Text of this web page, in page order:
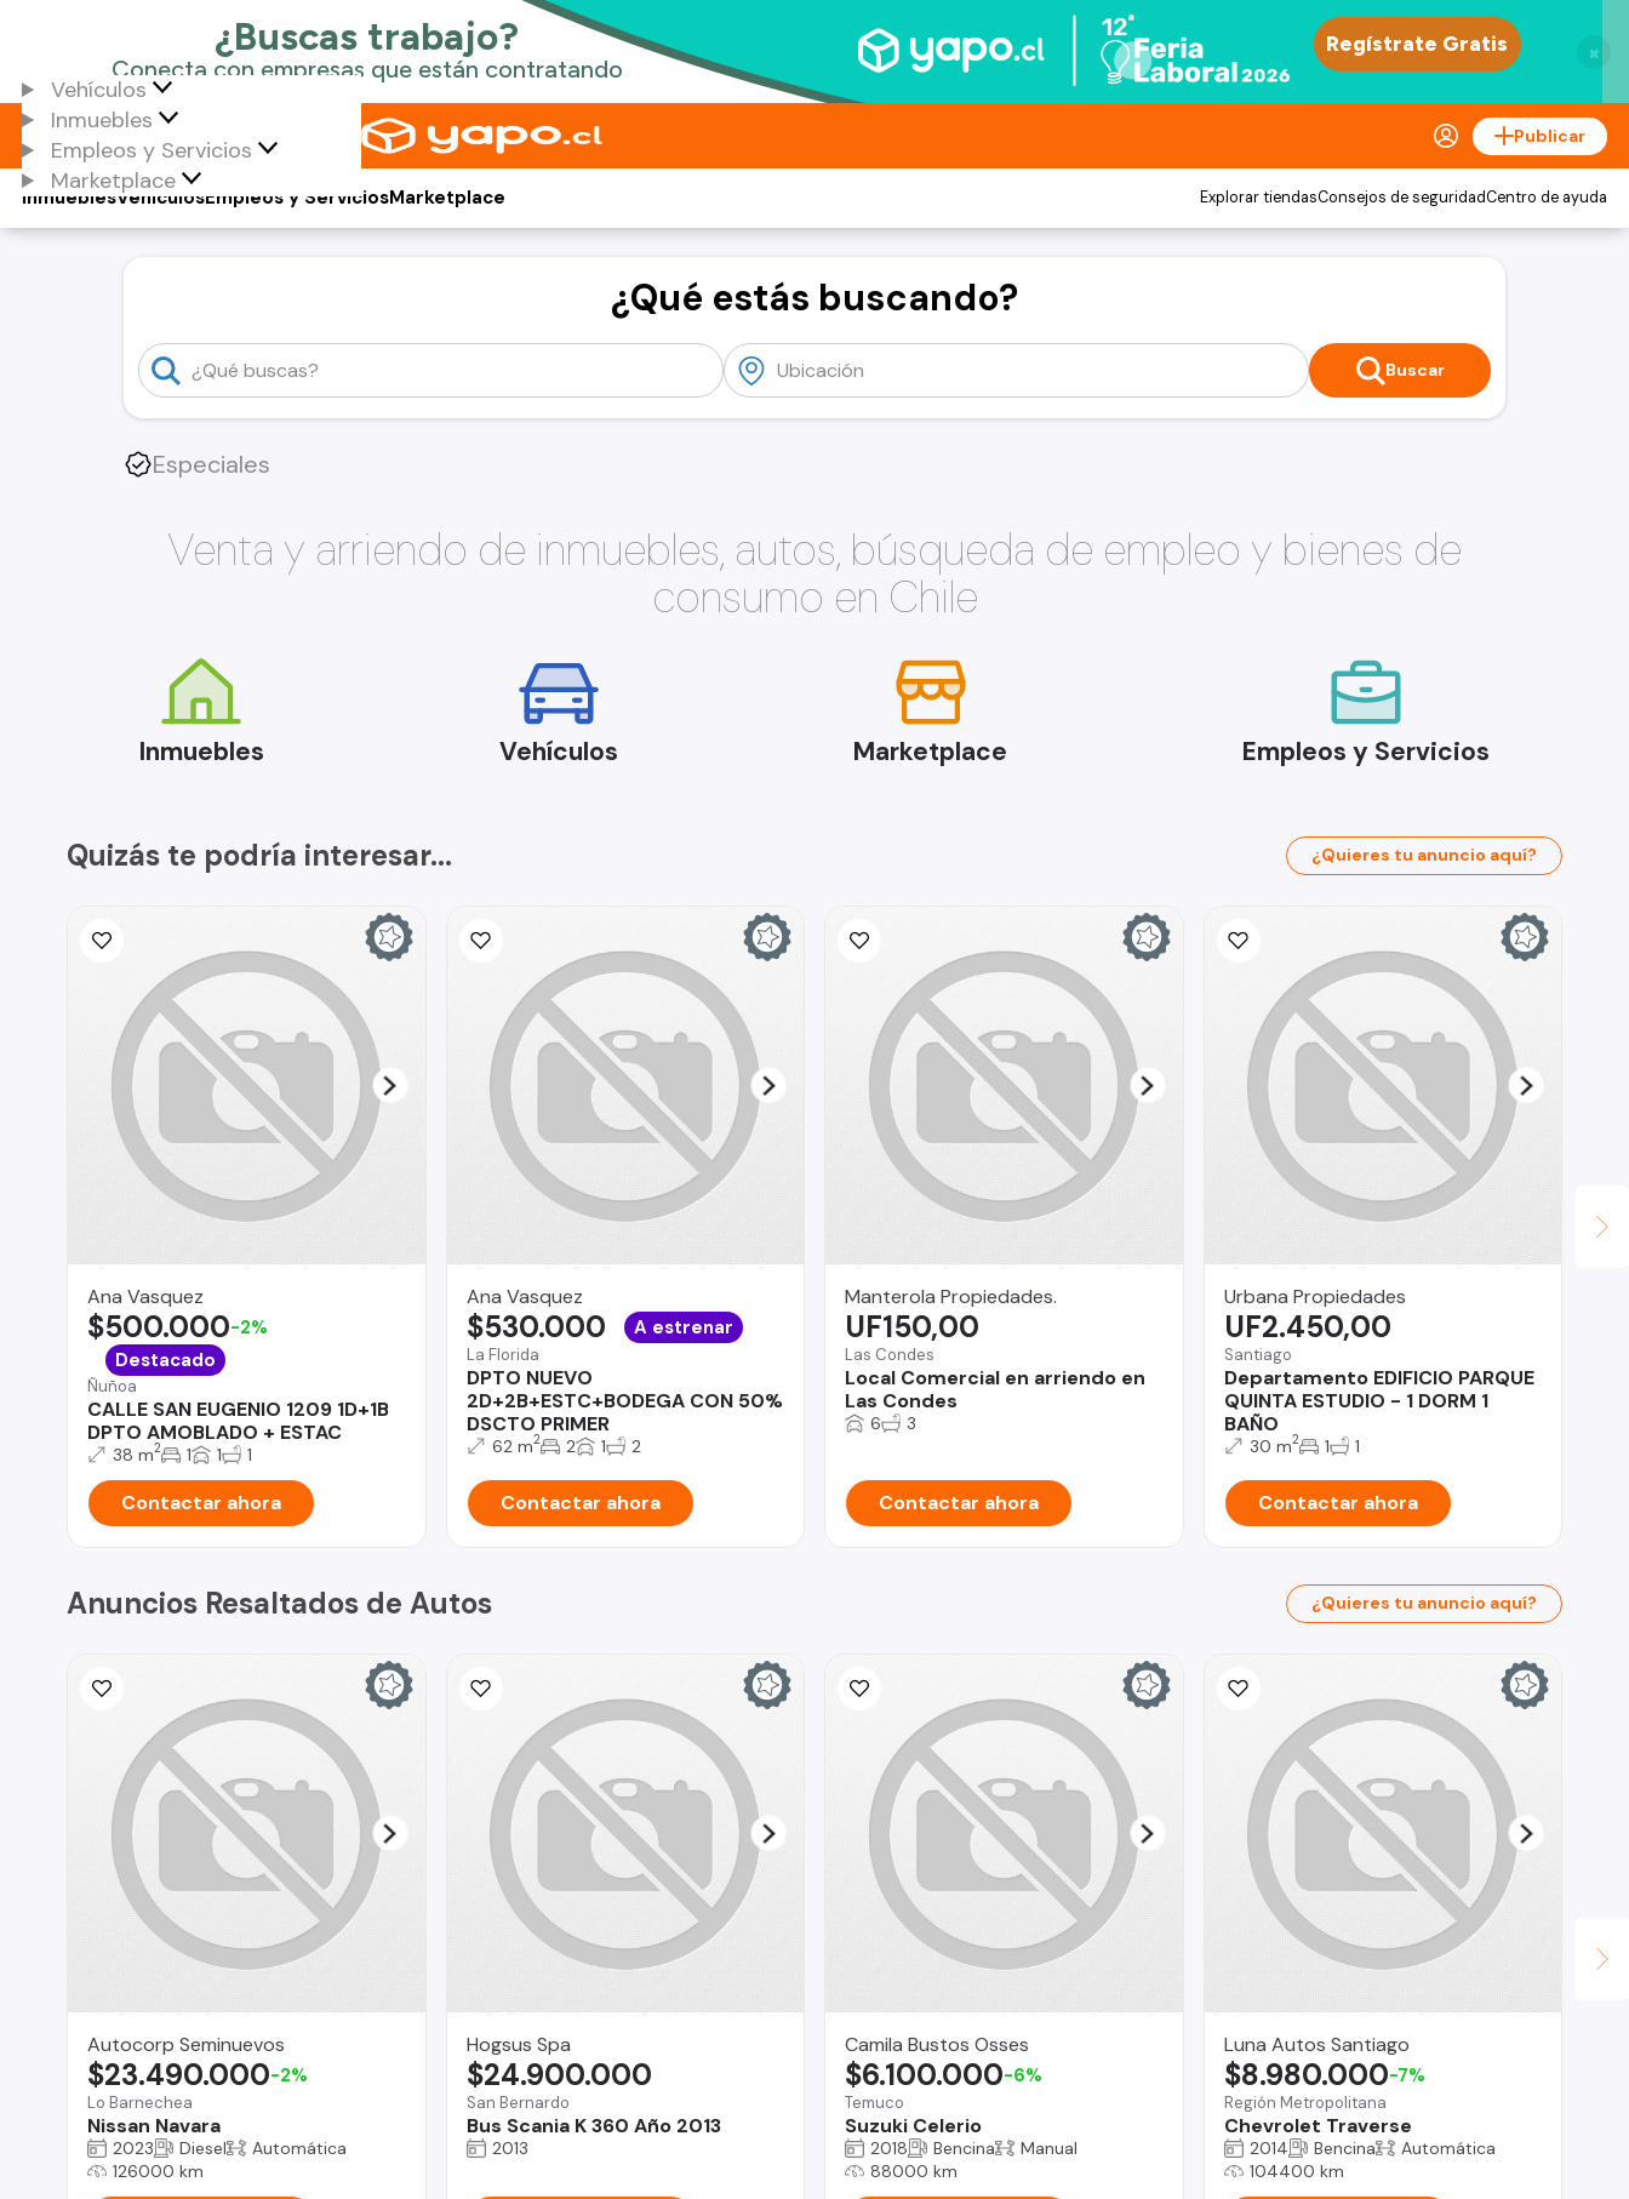
×
Vehículos
Inmuebles
Empleos y Servicios
Marketplace
Publicar
Vehículos
Inmuebles Empleos y ServiciosMarketplace Explorar tiendasConsejos de seguridadCentro de ayuda
¿Qué estás buscando?
Buscar
Especiales
Venta y arriendo de inmuebles, autos, búsqueda de empleo y bienes de
consumo en Chile
Inmuebles Vehículos Marketplace Empleos y Servicios
Quizás te podría interesar... ¿Quieres tu anuncio aquí?
Ana Vasquez
Ñuñoa
CALLE SAN EUGENIO 1209 1D+1B
DPTO AMOBLADO + ESTAC
$500.000-2%
Destacado
38 m2 1 1 1
Contactar ahora
Ana Vasquez
La Florida
DPTO NUEVO
2D+2B+ESTC+BODEGA CON 50%
DSCTO PRIMER
$530.000 A estrenar
62 m2 2 1 2
Contactar ahora
Manterola Propiedades.
Las Condes
Local Comercial en arriendo en
Las Condes
UF150,00
6 3
Contactar ahora
Urbana Propiedades
Santiago
Departamento EDIFICIO PARQUE
QUINTA ESTUDIO - 1 DORM 1
BAÑO
UF2.450,00
30 m2 1 1
Contactar ahora
Anuncios Resaltados de Autos ¿Quieres tu anuncio aquí?
Autocorp Seminuevos
Lo Barnechea
Nissan Navara
$23.490.000-2%
2023 Diesel
Automática
126000 km
Hogsus Spa
San Bernardo
Bus Scania K 360 Año 2013
$24.900.000
2013
Camila Bustos Osses
Temuco
Suzuki Celerio
$6.100.000-6%
2018 Bencina
Manual
88000 km
Luna Autos Santiago
Región Metropolitana
Chevrolet Traverse
$8.980.000-7%
2014 Bencina
Automática
104400 km